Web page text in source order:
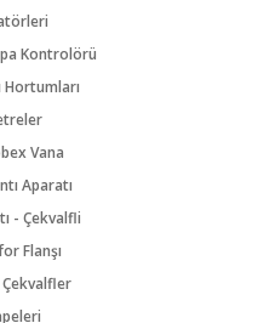
Kontrolörü
Hortumları
Vana
Aparatı
- Çekvalfli
Flanşı
Çekvalfler